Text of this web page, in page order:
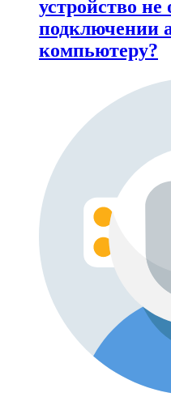
устройство
подключении
компьютеру?